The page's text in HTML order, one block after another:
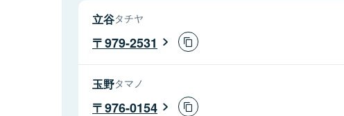
立谷タチヤ
979-2531
玉野タマノ
976-0154